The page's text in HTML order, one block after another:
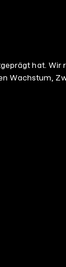
hat. Wir
Wachstum,